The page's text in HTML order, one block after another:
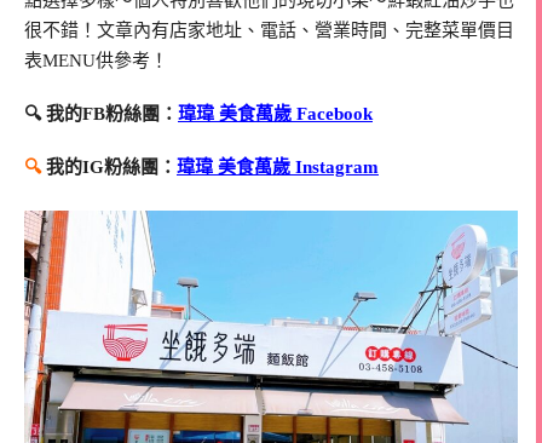
很不錯！文章內有店家地址、電話、營業時間、完整菜單價目
表MENU供參考！
🔍 我的FB粉絲團： 瑋瑋 美食萬歲 Facebook
🔍我的IG粉絲團： 瑋瑋 美食萬歲 Instagram